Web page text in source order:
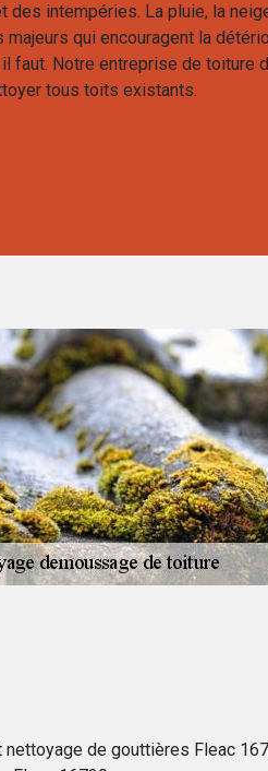
des intempéries. La pluie, la
majeurs qui encouragent la
faut. Notre entreprise de toiture
tous toits existants.
nettoyage de gouttières Fleac